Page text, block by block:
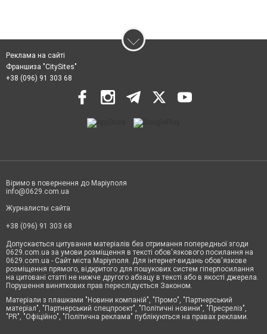
Реклама на сайті
Франшиза "CitySites"
+38 (096) 91 303 68
Віримо в повернення до Маріуполя
info@0629.com.ua
Журналисты сайта
+38 (096) 91 303 68
Допускається цитування матеріалів без отримання попередньої згоди
0629.com.ua за умови розміщення в тексті обов'язкового посилання на
0629.com.ua - Сайт міста Маріуполя. Для інтернет-видань обов'язкове
розміщення прямого, відкритого для пошукових систем гіперпосилання
на цитовані статті не нижче другого абзацу в тексті або в якості джерела.
Порушення виняткових прав переслідується Законом.
Матеріали з плашками "Новини компаній", "Промо", "Партнерський
матеріал", "Партнерський спецпроєкт", "Політичні новини", "Пресреліз",
"PR", "Офіційно", "Політична реклама" публікуються на правах реклами.